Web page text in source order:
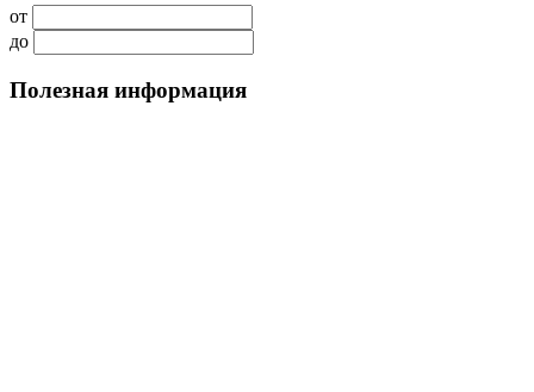
от
до
Полезная информация